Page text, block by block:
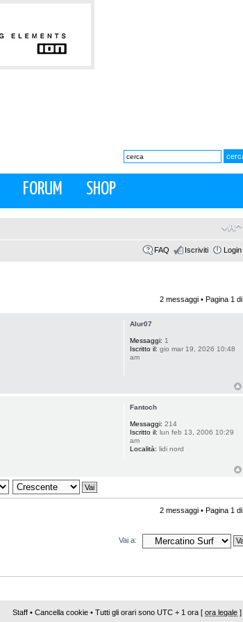
FORUM SHOP
FAQ Iscriviti Login
2 messaggi • Pagina 1 di
Alur07
Messaggi: 1
Iscritto il: gio mar 19, 2026 10:48
am
Fantoch
Messaggi: 214
Iscritto il: lun feb 13, 2006 10:29
am
Località: lidi nord
2 messaggi • Pagina 1 di
Vai a:
Staff • Cancella cookie • Tutti gli orari sono UTC + 1 ora [ ora legale ]